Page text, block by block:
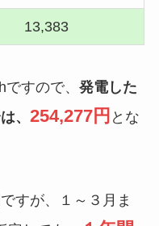
13,383
すので、 発電した
、 254,277円 とな
すが、１～３月ま